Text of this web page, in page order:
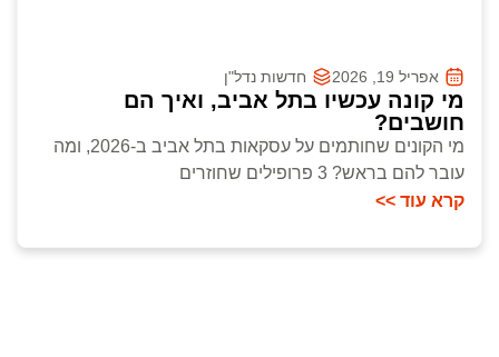
אפריל 19, 2026 חדשות נדל"ן
מי קונה עכשיו בתל אביב, ואיך הם
חושבים?
מי הקונים שחותמים על עסקאות בתל אביב ב-2026, ומה
עובר להם בראש? 3 פרופילים שחוזרים
קרא עוד >>